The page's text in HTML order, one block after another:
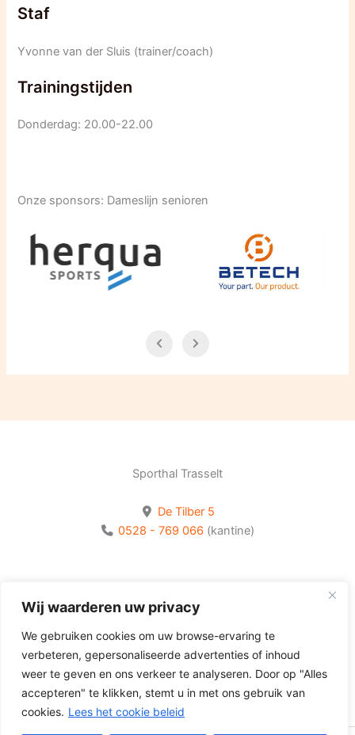
Wij waarderen uw privacy
We gebruiken cookies om uw browse-ervaring te
verbeteren, gepersonaliseerde advertenties of inhoud
weer te geven en ons verkeer te analyseren. Door op "Alles
accepteren" te klikken, stemt u in met ons gebruik van
cookies. Lees het cookie beleid
Staf
Yvonne van der Sluis (trainer/coach)
Trainingstijden
Donderdag: 20.00-22.00
Onze sponsors: Dameslijn senioren
Sporthal Trasselt
De Tilber 5
0528 - 769 066 (kantine)
Volg Olhaco op Facebook
Volg Olhaco op Instagram
Volg Olhaco op Youtube